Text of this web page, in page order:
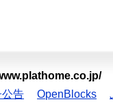
公告 OpenBlocks